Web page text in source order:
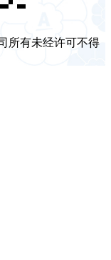
所有未经许可不得